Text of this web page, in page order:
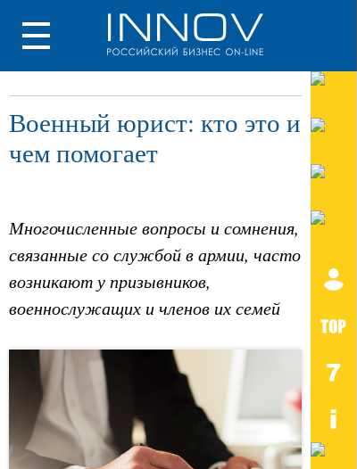
Военный юрист: кто это и
чем помогает
Многочисленные вопросы и сомнения,
связанные со службой в армии, часто
возникают у призывников,
военнослужащих и членов их семей